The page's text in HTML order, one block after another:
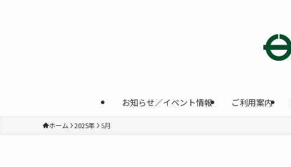
お知らせ／イベント情報 ご利用案内
ホーム 2025年 5月